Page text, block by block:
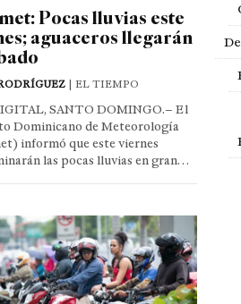
Pocas lluvias este
aguaceros llegarán
| EL TIEMPO
SANTO DOMINGO.– El
Dominicano de Meteorología
informó que este viernes
las pocas lluvias en gran…